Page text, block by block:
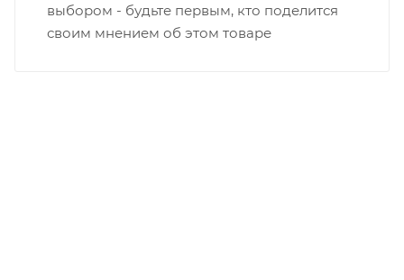
выбором - будьте первым, кто поделится
своим мнением об этом товаре